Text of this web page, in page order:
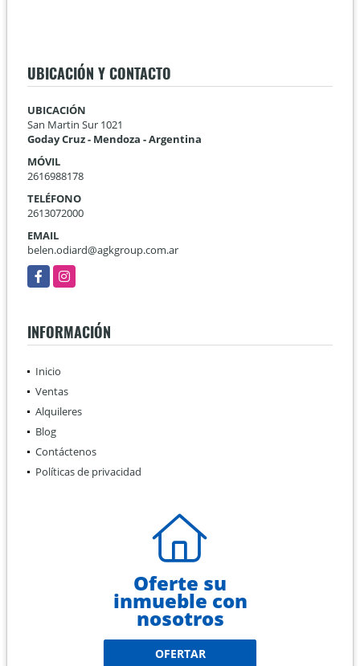
UBICACIÓN Y CONTACTO
UBICACIÓN
San Martin Sur 1021
Goday Cruz - Mendoza - Argentina
MÓVIL
2616988178
TELÉFONO
2613072000
EMAIL
belen.odiard@agkgroup.com.ar
FacebookInstagram
INFORMACIÓN
Inicio
Ventas
Alquileres
Blog
Contáctenos
Políticas de privacidad
Oferte su
inmueble con
nosotros
OFERTAR